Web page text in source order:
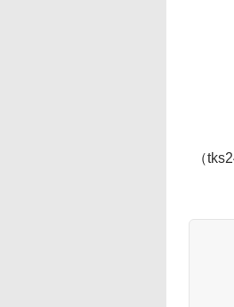
（